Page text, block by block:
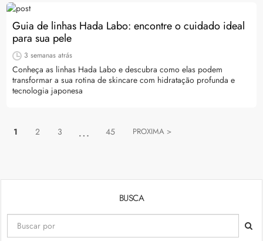
Guia de linhas Hada Labo: encontre o cuidado ideal
para sua pele
3 semanas atrás
Conheça as linhas Hada Labo e descubra como elas podem
transformar a sua rotina de skincare com hidratação profunda e
tecnologia japonesa
1 2 3 … 45 PROXIMA >
BUSCA